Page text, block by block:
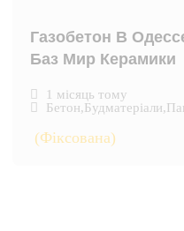
Газобетон В
Баз Мир Керамики
1 місяць тому
Бетон,Будматеріали,
(Фіксована)